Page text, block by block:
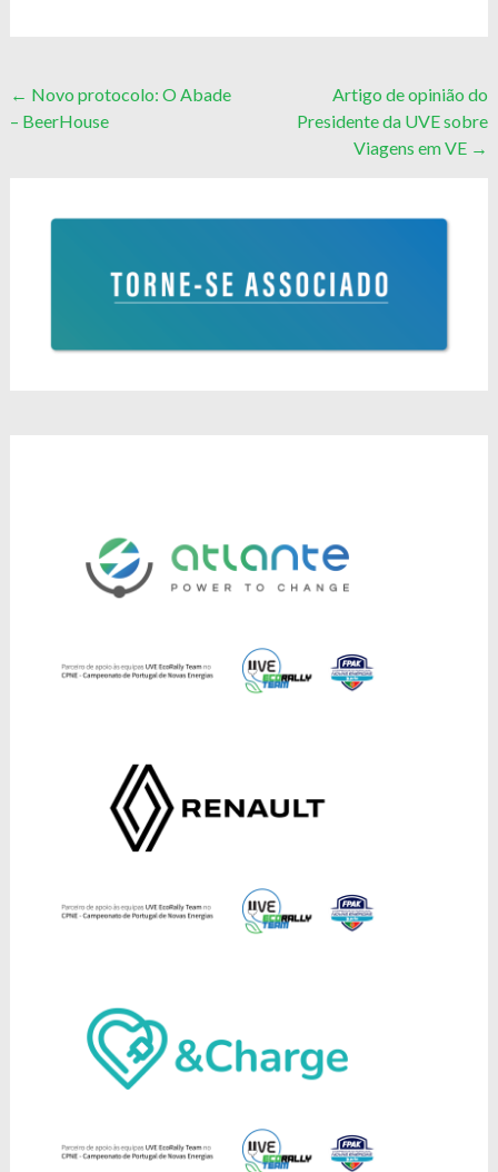
Post
navigation
← Novo protocolo: O Abade
– BeerHouse
Artigo de opinião do
Presidente da UVE sobre
Viagens em VE →